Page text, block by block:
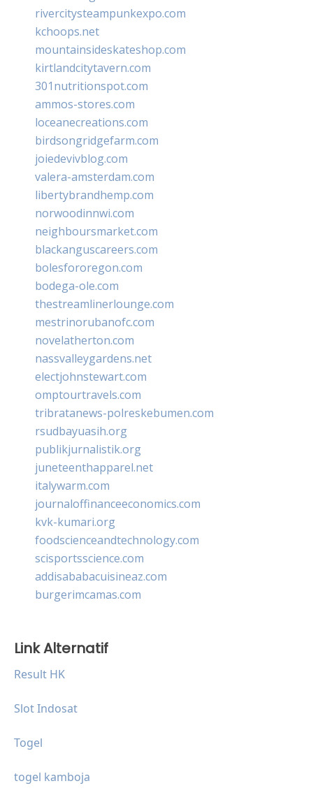
rivercitysteampunkexpo.com
kchoops.net
mountainsideskateshop.com
kirtlandcitytavern.com
301nutritionspot.com
ammos-stores.com
loceanecreations.com
birdsongridgefarm.com
joiedevivblog.com
valera-amsterdam.com
libertybrandhemp.com
norwoodinnwi.com
neighboursmarket.com
blackanguscareers.com
bolesfororegon.com
bodega-ole.com
thestreamlinerlounge.com
mestrinorubanofc.com
novelatherton.com
nassvalleygardens.net
electjohnstewart.com
omptourtravels.com
tribratanews-polreskebumen.com
rsudbayuasih.org
publikjurnalistik.org
juneteenthapparel.net
italywarm.com
journaloffinanceeconomics.com
kvk-kumari.org
foodscienceandtechnology.com
scisportsscience.com
addisababacuisineaz.com
burgerimcamas.com
Link Alternatif
Result HK
Slot Indosat
Togel
togel kamboja